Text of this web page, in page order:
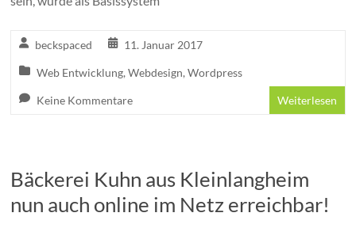
beckspaced 11. Januar 2017
Web Entwicklung,Webdesign,Wordpress
Keine Kommentare Weiterlesen
Bäckerei Kuhn aus Kleinlangheim
nun auch online im Netz erreichbar!